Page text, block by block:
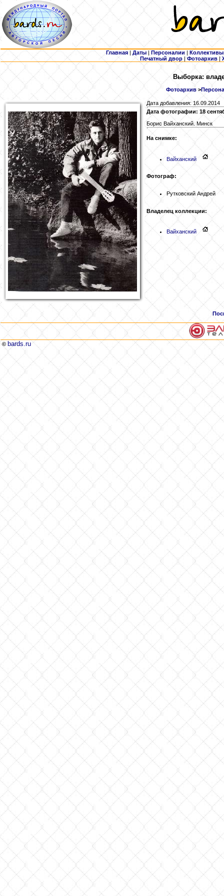
Главная | Даты | Персоналии | Коллективы
Печатный двор |Фотоархив |
Выборка:
Фотоархив>
Дата добавления: 16.09.2014
Дата фотографии: 18
Борис Вайханский. Минск
На снимке:
Вайханский
Фотограф:
Рутковский Андрей
Владелец коллекции:
Вайханский
© bards.ru